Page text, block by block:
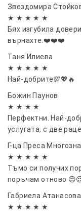
направят
стилна през
за
автомобили,
подарък,
Звездомира
★ ★ ★ ★ ★
Бях изгубила
върнахте.❤️❤️❤️
Таня Илиева
★ ★ ★ ★ ★
Най-добрите💯💖🔥
Божин Паунов
★ ★ ★ ★
Перфектни. Най-
услугата, с две
Г-ца Преса
★ ★ ★ ★ ★
Тъмо си получих
поръчам отново
Габриела Атанасова
★ ★ ★ ★ ★